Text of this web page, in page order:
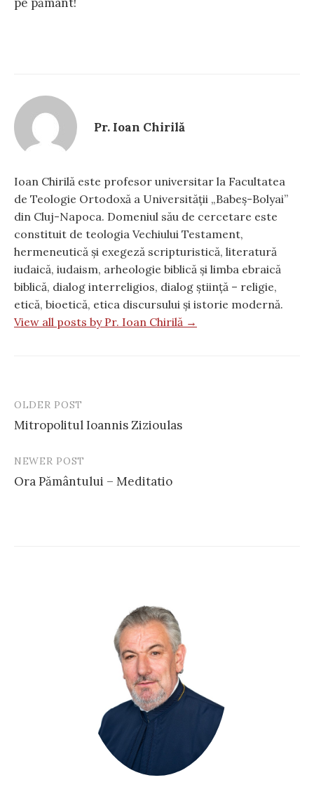
Pr. Ioan Chirilă
Ioan Chirilă este profesor universitar la Facultatea
de Teologie Ortodoxă a Universității „Babeș-Bolyai”
din Cluj-Napoca. Domeniul său de cercetare este
constituit de teologia Vechiului Testament,
hermeneutică și exegeză scripturistică, literatură
iudaică, iudaism, arheologie biblică și limba ebraică
biblică, dialog interreligios, dialog știință – religie,
etică, bioetică, etica discursului și istorie modernă.
View all posts by Pr. Ioan Chirilă →
Post
navigation
OLDER POST
Mitropolitul Ioannis Zizioulas
NEWER POST
Ora Pământului – Meditatio